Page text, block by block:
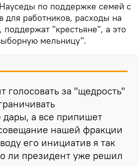
по поддержке семей с
работников, расходы на
"крестьяне", а это
мельницу".
голосовать за "щедрость"
дары, а все припишет
нашей фракции
его инициатив я так
ли президент уже решил